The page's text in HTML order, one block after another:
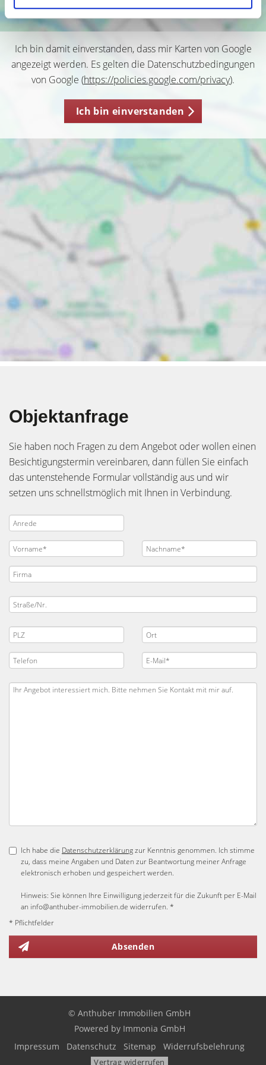
Ich bin damit einverstanden, dass mir Karten von Google
angezeigt werden. Es gelten die Datenschutzbedingungen
von Google (https://policies.google.com/privacy).
Ich bin einverstanden
Objektanfrage
Sie haben noch Fragen zu dem Angebot oder wollen einen
Besichtigungstermin vereinbaren, dann füllen Sie einfach
das untenstehende Formular vollständig aus und wir
setzen uns schnellstmöglich mit Ihnen in Verbindung.
Ich habe die Datenschutzerklärungzur Kenntnis genommen. Ich stimme
zu, dass meine Angaben und Daten zur Beantwortung meiner Anfrage
elektronisch erhoben und gespeichert werden.
Hinweis: Sie können Ihre Einwilligung jederzeit für die Zukunft per E-Mail
an info@anthuber-immobilien.de widerrufen. *
* Pflichtfelder
Absenden
© Anthuber Immobilien GmbH
Powered by Immonia GmbH
Impressum
Datenschutz Sitemap Widerrufsbelehrung
Vertrag widerrufen